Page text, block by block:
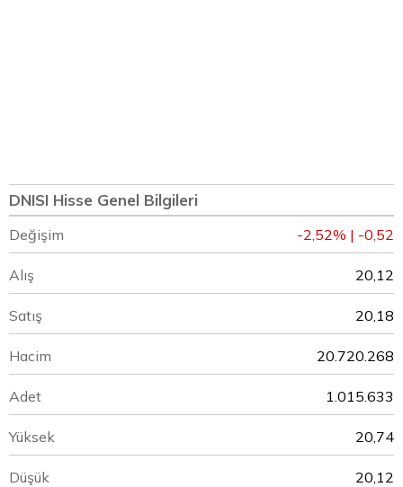
DNISI Hisse Genel Bilgileri
Değişim -2,52% | -0,52
Alış 20,12
Satış 20,18
Hacim 20.720.268
Adet 1.015.633
Yüksek 20,74
Düşük 20,12